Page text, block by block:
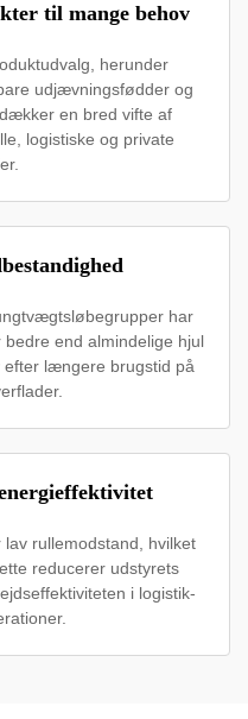
til mange behov
herunder
udjævningsfødder og
en bred vifte af
logistiske og private
har
end almindelige hjul
efter længere brugstid på
rullemodstand, hvilket
reducerer udstyrets
i logistik-